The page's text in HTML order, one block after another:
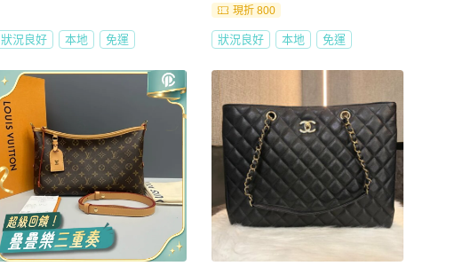
狀況良好 本地 免運
現折 800
狀況良好 本地 免運